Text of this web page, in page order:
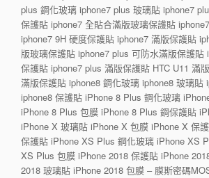
plus 鋼化玻璃 iphone7 plus 玻璃貼 iphone7
保護貼 iphone7 全貼合滿版玻璃保護貼
iphone7 9H 硬度保護貼 iphone7 滿版保護貼
版玻璃保護貼 iphone7 plus 可防水滿版保護貼
保護貼 iphone7 plus 滿版保護貼 HTC U11 滿
滿版保護貼 iphone8 鋼化玻璃 iphone8 玻璃貼
iphone8 保護貼 iPhone 8 Plus 鋼化玻璃
iPhone 8 Plus 包膜 iPhone 8 Plus 鋼保護貼
iPhone X 玻璃貼 iPhone X 包膜 iPhone X 保
保護貼 iPhone XS Plus 鋼化玻璃 iPhone XS
XS Plus 包膜 iPhone 2018 保護貼 iPhone
2018 玻璃貼 iPhone 2018 包膜 – 膜斯密碼